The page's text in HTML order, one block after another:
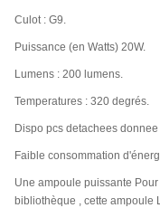
Culot : G9.
Puissance (en Watts) 20W.
Lumens : 200 lumens.
Temperatures : 320 degrés.
Dispo pcs detachees
Faible consommation
Une ampoule puissante
bibliothèque , cette ampoule